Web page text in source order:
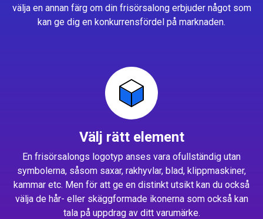
välja en annan färg om din frisörsalong erbjuder något som
kan ge dig en konkurrensfördel på marknaden.
Välj rätt element
En frisörsalongs logotyp anses vara ofullständig utan
symbolerna, såsom saxar, rakhyvlar, blad, klippmaskiner,
kammar etc. Men för att ge en distinkt utsikt kan du också
välja de hår- eller skäggformade ikonerna som också kan
tala på uppdrag av ditt varumärke.